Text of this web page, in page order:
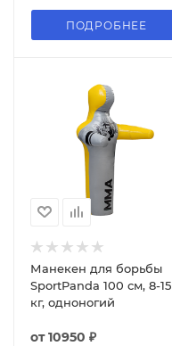
ПОДРОБНЕЕ
Манекен для борьбы
SportPanda 100 см, 8-15
кг, одноногий
от10950 ₽